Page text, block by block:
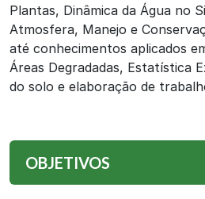
Plantas, Dinâmica da Água no
Atmosfera, Manejo e
até conhecimentos aplicados
Áreas Degradadas, Estatística
do solo e elaboração de
OBJETIVOS